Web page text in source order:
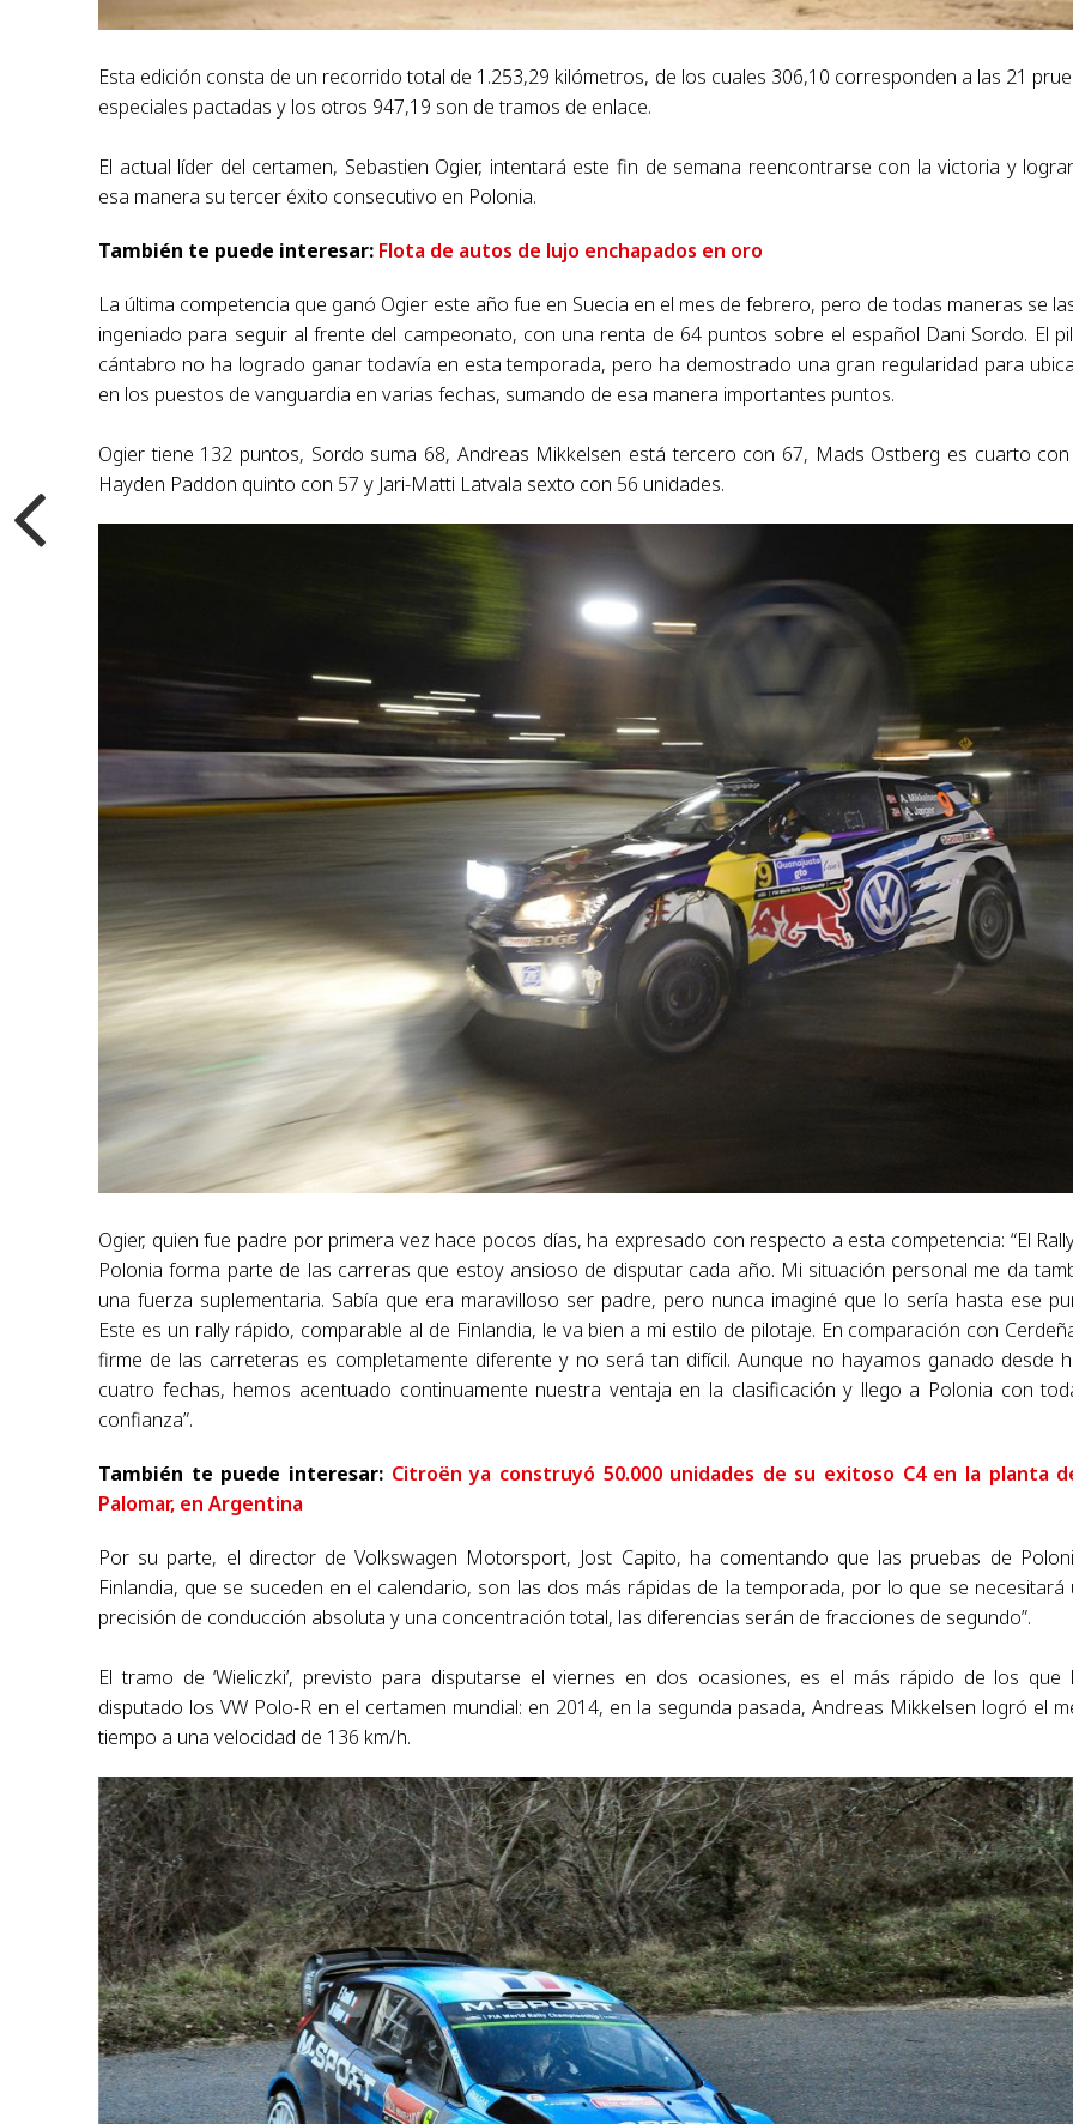
Esta edición consta de un recorrido total de 1.253,29 kilómetros, de los cuales 306,10 corresponden a las 21
especiales pactadas y los otros 947,19 son de tramos de enlace.
El actual líder del certamen, Sebastien Ogier, intentará este fin de semana reencontrarse con la victoria y
esa manera su tercer éxito consecutivo en Polonia.
También te puede interesar: Flota de autos de lujo enchapados en oro
La última competencia que ganó Ogier este año fue en Suecia en el mes de febrero, pero de todas maneras se
ingeniado para seguir al frente del campeonato, con una renta de 64 puntos sobre el español Dani Sordo. El
cántabro no ha logrado ganar todavía en esta temporada, pero ha demostrado una gran regularidad para
en los puestos de vanguardia en varias fechas, sumando de esa manera importantes puntos.
Ogier tiene 132 puntos, Sordo suma 68, Andreas Mikkelsen está tercero con 67, Mads Ostberg es cuarto
Hayden Paddon quinto con 57 y Jari-Matti Latvala sexto con 56 unidades.
Ogier, quien fue padre por primera vez hace pocos días, ha expresado con respecto a esta competencia: “El
Polonia forma parte de las carreras que estoy ansioso de disputar cada año. Mi situación personal me da
una fuerza suplementaria. Sabía que era maravilloso ser padre, pero nunca imaginé que lo sería hasta ese
Este es un rally rápido, comparable al de Finlandia, le va bien a mi estilo de pilotaje. En comparación con
firme de las carreteras es completamente diferente y no será tan difícil. Aunque no hayamos ganado desde
cuatro fechas, hemos acentuado continuamente nuestra ventaja en la clasificación y llego a Polonia con
confianza”.
También te puede interesar: Citroën ya construyó 50.000 unidades de su exitoso C4 en la planta
Palomar, en Argentina
Por su parte, el director de Volkswagen Motorsport, Jost Capito, ha comentando que las pruebas de
Finlandia, que se suceden en el calendario, son las dos más rápidas de la temporada, por lo que se necesitará
precisión de conducción absoluta y una concentración total, las diferencias serán de fracciones de segundo”.
El tramo de ‘Wieliczki’, previsto para disputarse el viernes en dos ocasiones, es el más rápido de los que
disputado los VW Polo-R en el certamen mundial: en 2014, en la segunda pasada, Andreas Mikkelsen logró el
tiempo a una velocidad de 136 km/h.